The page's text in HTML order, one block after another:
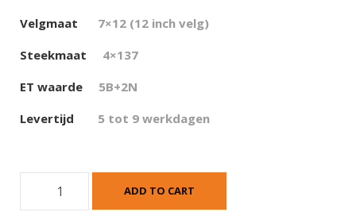
Velgmaat
7×12 (12 inch velg)
Steekmaat
4×137
ET waarde
5B+2N
Levertijd
5 tot 9 werkdagen
ADD TO CART